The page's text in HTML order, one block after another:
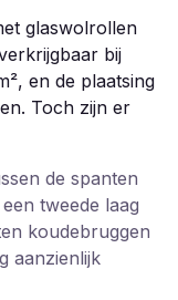
glaswolrollen
bij
en de plaatsing
Toch zijn er
de spanten
tweede laag
koudebrug­gen
aanzienlijk